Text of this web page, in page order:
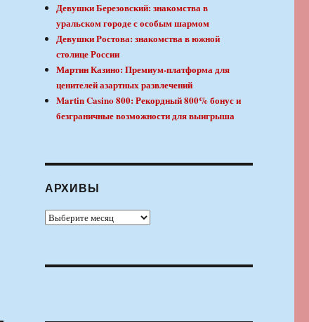
Девушки Березовский: знакомства в
уральском городе с особым шармом
Девушки Ростова: знакомства в южной
столице России
Мартин Казино: Премиум-платформа для
ценителей азартных развлечений
Martin Casino 800: Рекордный 800% бонус и
безграничные возможности для выигрыша
АРХИВЫ
Архивы